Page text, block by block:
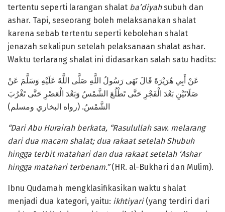
tertentu seperti larangan shalat ba’diyahsubuh dan
ashar. Tapi, seseorang boleh melaksanakan shalat
karena sebab tertentu seperti kebolehan shalat
jenazah sekalipun setelah pelaksanaan shalat ashar.
Waktu terlarang shalat ini didasarkan salah satu hadits:
عَنْ أَبِي هُرَيْرَةَ قَالَ نَهَى رَسُولُ اللَّهِ صَلَّى اللَّهُ عَلَيْهِ وَسَلَّمَ عَنْ
صَلَاتَيْنِ بَعْدَ الْفَجْرِ حَتَّى تَطْلُعَ الشَّمْسُ وَبَعْدَ الْعَصْرِ حَتَّى تَغْرُبَ
الشَّمْسُ. (رواه البخاري ومسلم)
“Dari Abu Hurairah berkata, “Rasulullah saw. melarang
dari dua macam shalat; dua rakaat setelah Shubuh
hingga terbit matahari dan dua rakaat setelah ‘Ashar
hingga matahari terbenam.”(HR. al-Bukhari dan Mulim).
Ibnu Qudamah mengklasifikasikan waktu shalat
menjadi dua kategori, yaitu: ikhtiyari(yang terdiri dari